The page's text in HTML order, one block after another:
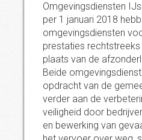
Omgevingsdiensten
per 1 januari 2018
omgevingsdiensten
prestaties rechtstreeks
plaats van de
Beide
opdracht van de
verder aan de
veiligheid door
en bewerking van